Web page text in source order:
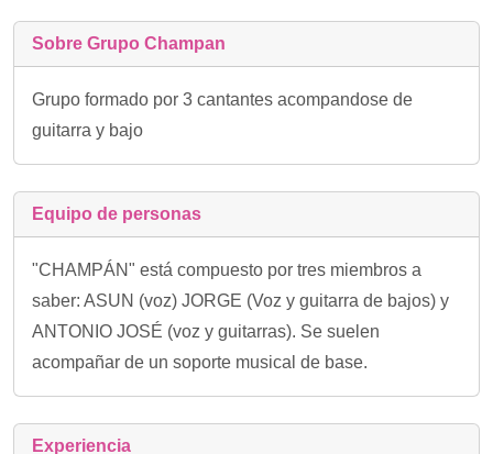
Sobre Grupo Champan
Grupo formado por 3 cantantes acompandose de
guitarra y bajo
Equipo de personas
"CHAMPÁN" está compuesto por tres miembros a
saber: ASUN (voz) JORGE (Voz y guitarra de bajos) y
ANTONIO JOSÉ (voz y guitarras). Se suelen
acompañar de un soporte musical de base.
Experiencia